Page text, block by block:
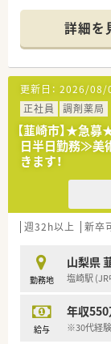
者様の健
◎お客様の
です
詳細を
更新日： 2026/08/
正社員
調剤薬局
【韮崎市】★急
日半日勤務≫美
きます！
週32h以上 新卒
勤務地
山梨県
塩崎駅
給与
年収
※30代経